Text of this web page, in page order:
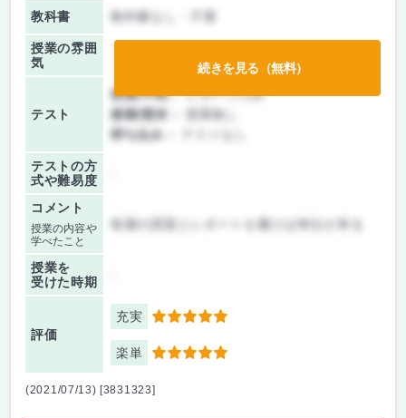
教科書 教科書なし・不要
授業の雰囲
気
テスト
前期/中間：レポートのみ
後期/期末：
授業無し
持ち込み：
テストの方
式や難易度
コメント
授業の内容や
学べたこと
毎週の課題とレポートを書けば単位が来る
授業を
受けた時期
評価
充実 5
楽単 5
続きを見る（無料）
(2021/07/13) [3831323]